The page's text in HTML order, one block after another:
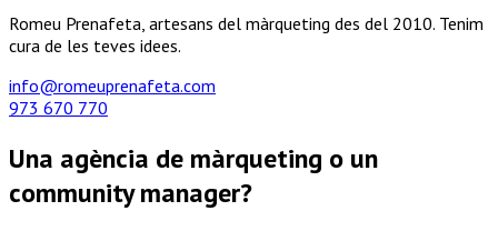
Romeu Prenafeta, artesans del màrqueting des del 2010. Tenim
cura de les teves idees.
info@romeuprenafeta.com
973 670 770
Una agència de màrqueting o un
community manager?